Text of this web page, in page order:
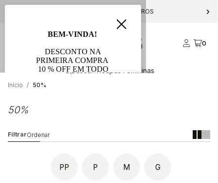
PARCELE EM ATÉ 10X S/ JUROS
0
Início 50%
50%
PP P M G